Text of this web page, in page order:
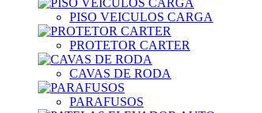
PISO VEICULOS CARGA
PROTETOR CARTER
CAVAS DE RODA
PARAFUSOS